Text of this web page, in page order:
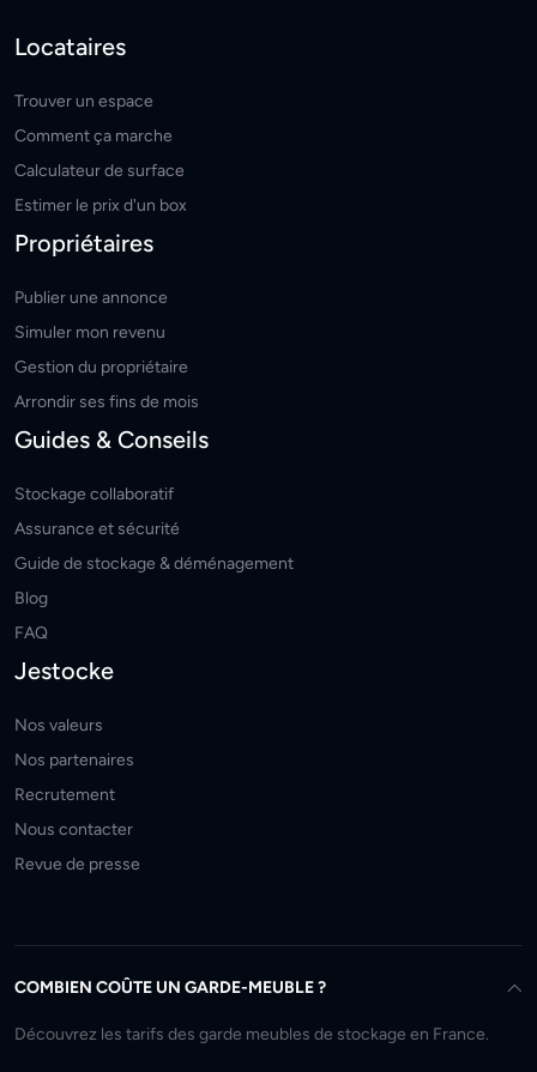
Locataires
Trouver un espace
Comment ça marche
Calculateur de surface
Estimer le prix d'un box
Propriétaires
Publier une annonce
Simuler mon revenu
Gestion du propriétaire
Arrondir ses fins de mois
Guides & Conseils
Stockage collaboratif
Assurance et sécurité
Guide de stockage & déménagement
Blog
FAQ
Jestocke
Nos valeurs
Nos partenaires
Recrutement
Nous contacter
Revue de presse
COMBIEN COÛTE UN GARDE-MEUBLE ?
Découvrez les tarifs des garde meubles de stockage en France.